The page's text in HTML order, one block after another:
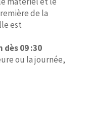
de la
est
dès 09 :30
ou la journée,